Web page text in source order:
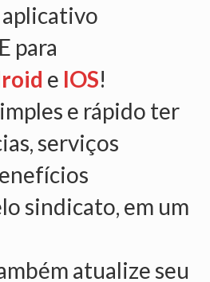
aplicativo
para
e IOS!
e rápido ter
serviços
sindicato, em um
atualize seu